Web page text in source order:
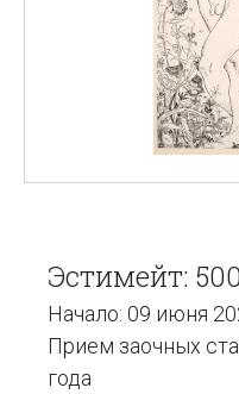
Эстимейт:
Начало: 09 июня
Прием заочных
года